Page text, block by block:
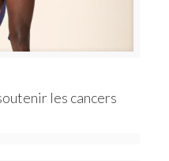
les cancers